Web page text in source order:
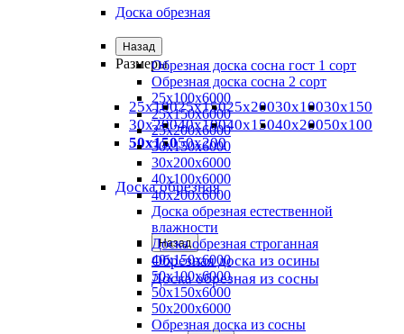
Назад
Размеры
25х10025х15025х20030х10030х150
30х20040х10040х15040х20050х100
50х15050х200
Доска обрезная
Назад
Обрезная доска из осины
Доска обрезная из сосны
Доска обрезная
Обрезная доска сосна гост 1 сорт
Обрезная доска сосна 2 сорт
25х100х6000
25х150х6000
25х200х6000
30х150х6000
30х200х6000
40х100х6000
40х200х6000
Доска обрезная естественной
влажности
Доска обрезная строганная
40х150х6000
50х100х6000
50х150х6000
50х200х6000
Обрезная доска из сосны